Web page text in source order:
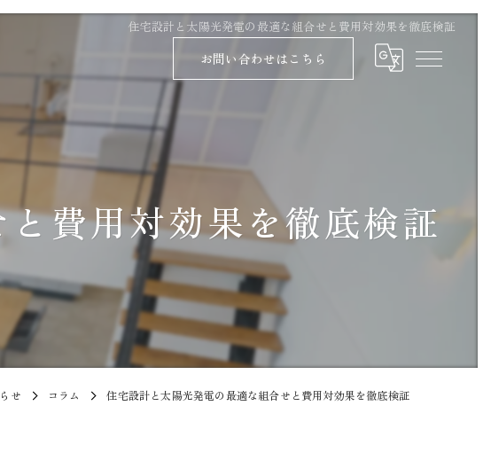
住宅設計と太陽光発電の最適な組合せと費用対効果を徹底検証
お問い合わせはこちら
費用対効果を徹底検証
せ コラム 住宅設計と太陽光発電の最適な組合せと費用対効果を徹底検証